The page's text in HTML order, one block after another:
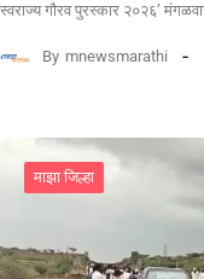
स्वराज्य गौरव पुरस्कार २०२६’
By mnewsmarathi
माझा जिल्हा